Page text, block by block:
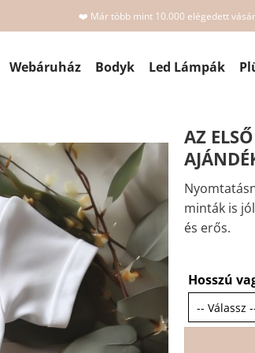
❤️ Már több mint 10.000 elégedett
Webáruház Bodyk Led Lámpák
AZ
minták is
és erős.
Hosszú